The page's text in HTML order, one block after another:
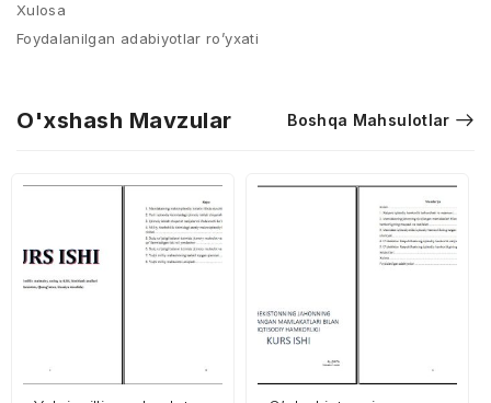
Xulosa
Foydalanilgan adabiyotlar ro’yxati
O'xshash Mavzular Boshqa Mahsulotlar